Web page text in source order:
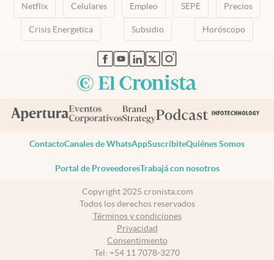
Netflix Celulares Empleo SEPE Precios
Crisis Energetica Subsidio Horóscopo
abre en nueva pestaña
abre en nueva pestaña
abre en nueva pestaña
abre en nueva pestaña
abre en nueva pestaña
ContactoCanales de WhatsAppSuscribiteQuiénes Somos
Portal de ProveedoresTrabajá con nosotros
Copyright 2025 cronista.com
Todos los derechos reservados
Términos y condiciones
Privacidad
Consentimiento
Tel: +54 11 7078-3270